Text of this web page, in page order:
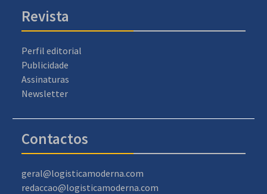
Revista
Perfil editorial
Publicidade
Assinaturas
Newsletter
Contactos
geral@logisticamoderna.com
redaccao@logisticamoderna.com